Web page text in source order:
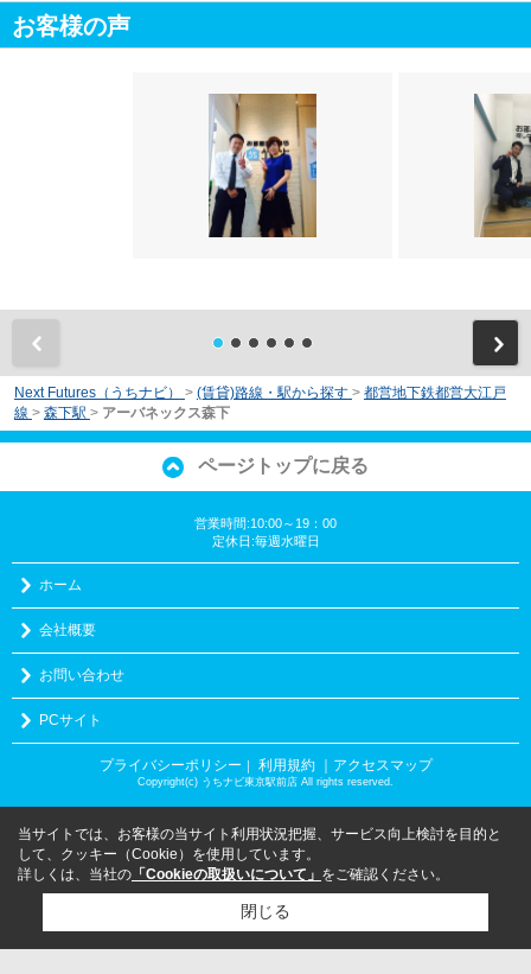
お客様の声
Next Futures（うちナビ） > (賃貸)路線・駅から探す > 都営地下鉄都営大江戸
線 > 森下駅 > アーバネックス森下
ページトップに戻る
営業時間:10:00～19：00
定休日:毎週水曜日
ホーム
会社概要
お問い合わせ
PCサイト
プライバシーポリシー 利用規約 ｜アクセスマップ
Copyright(c) うちナビ東京駅前店 All rights reserved.
当サイトでは、お客様の当サイト利用状況把握、サービス向上検討を目的と
して、クッキー（Cookie）を使用しています。
詳しくは、当社の 「Cookieの取扱いについて」 をご確認ください。
閉じる